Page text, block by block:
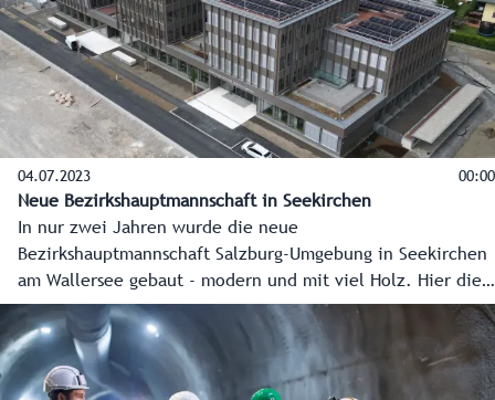
04.07.2023 00:00
Neue Bezirkshauptmannschaft in Seekirchen
In nur zwei Jahren wurde die neue
Bezirkshauptmannschaft Salzburg-Umgebung in Seekirchen
am Wallersee gebaut - modern und mit viel Holz. Hier die
Eckpunkte, wie ein neues Kapitel der Verwaltung in
Seekirchen geschrieben wurde.